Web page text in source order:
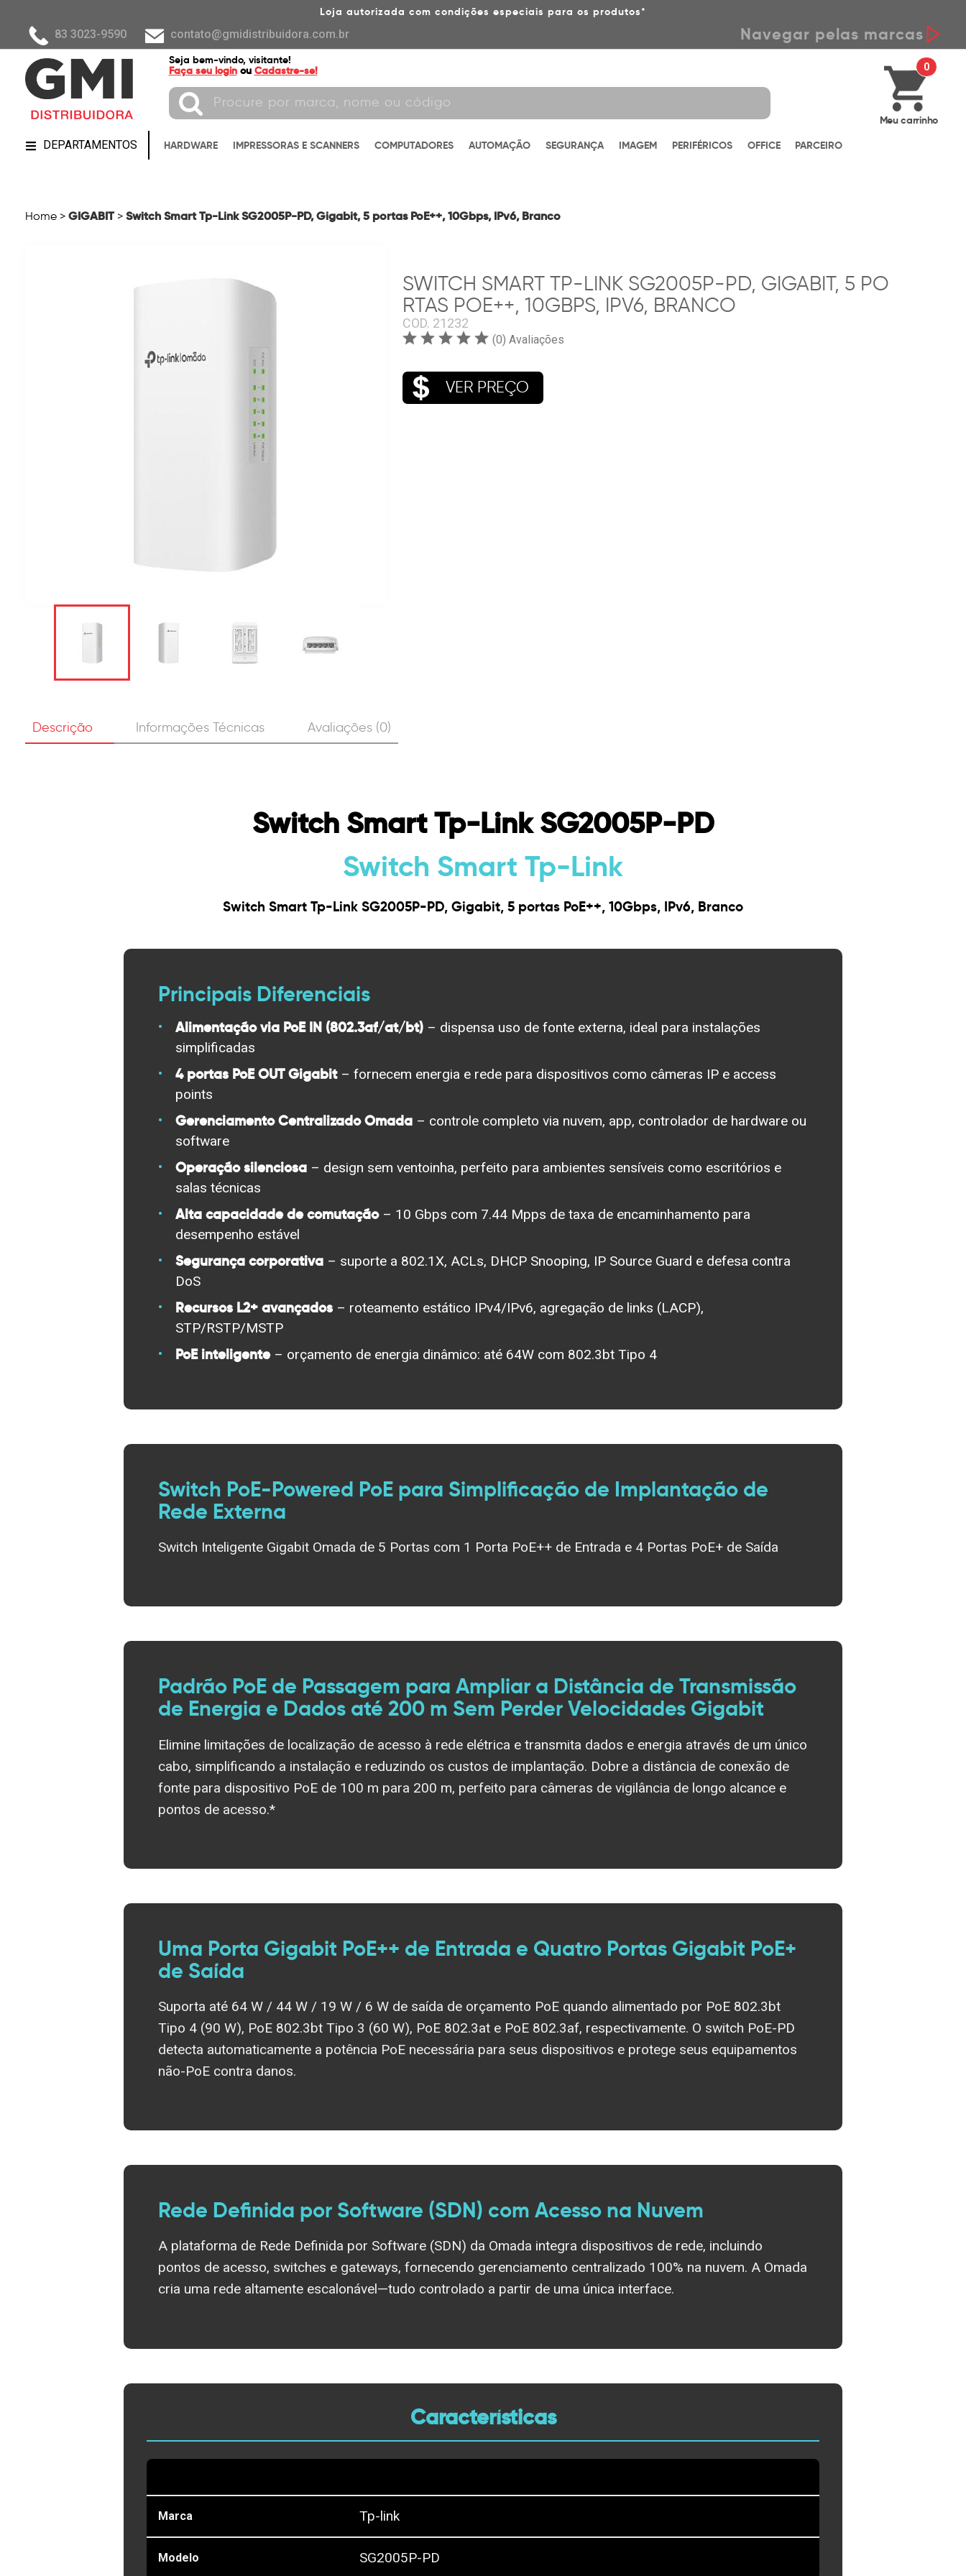
Loja autorizada com condições especiais para os produtos*
83 3023-9590 contato@gmidistribuidora.com.br Navegar pelas marcas
Seja bem-vindo, visitante!
Faça seu login ou Cadastre-se! 0
Meu carrinho
DEPARTAMENTOS HARDWARE IMPRESSORAS E SCANNERS COMPUTADORES AUTOMAÇÃO SEGURANÇA IMAGEM PERIFÉRICOS OFFICE PARCEIRO
Home > GIGABIT > Switch Smart Tp-Link SG2005P-PD, Gigabit, 5 portas PoE++, 10Gbps, IPv6, Branco
SWITCH SMART TP-LINK SG2005P-PD, GIGABIT, 5 PO
RTAS POE++, 10GBPS, IPV6, BRANCO
COD. 21232
(0) Avaliações
VER PREÇO
Descrição Informações Técnicas Avaliações (0)
Switch Smart Tp-Link SG2005P-PD
Switch Smart Tp-Link
Switch Smart Tp-Link SG2005P-PD, Gigabit, 5 portas PoE++, 10Gbps, IPv6, Branco
Principais Diferenciais
Alimentação via PoE IN (802.3af/at/bt) – dispensa uso de fonte externa, ideal para instalações
simplificadas
4 portas PoE OUT Gigabit– fornecem energia e rede para dispositivos como câmeras IP e access
points
Gerenciamento Centralizado Omada – controle completo via nuvem, app, controlador de hardware ou
software
Operação silenciosa – design sem ventoinha, perfeito para ambientes sensíveis como escritórios e
salas técnicas
Alta capacidade de comutação– 10 Gbps com 7.44 Mpps de taxa de encaminhamento para
desempenho estável
Segurança corporativa – suporte a 802.1X, ACLs, DHCP Snooping, IP Source Guard e defesa contra
DoS
Recursos L2+ avançados – roteamento estático IPv4/IPv6, agregação de links (LACP),
STP/RSTP/MSTP
PoE inteligente– orçamento de energia dinâmico: até 64W com 802.3bt Tipo 4
Switch PoE-Powered PoE para Simplificação de Implantação de
Rede Externa
Switch Inteligente Gigabit Omada de 5 Portas com 1 Porta PoE++ de Entrada e 4 Portas PoE+ de Saída
Padrão PoE de Passagem para Ampliar a Distância de Transmissão
de Energia e Dados até 200 m Sem Perder Velocidades Gigabit
Elimine limitações de localização de acesso à rede elétrica e transmita dados e energia através de um único
cabo, simplificando a instalação e reduzindo os custos de implantação. Dobre a distância de conexão de
fonte para dispositivo PoE de 100 m para 200 m, perfeito para câmeras de vigilância de longo alcance e
pontos de acesso.*
Uma Porta Gigabit PoE++ de Entrada e Quatro Portas Gigabit PoE+
de Saída
Suporta até 64 W / 44 W / 19 W / 6 W de saída de orçamento PoE quando alimentado por PoE 802.3bt
Tipo 4 (90 W), PoE 802.3bt Tipo 3 (60 W), PoE 802.3at e PoE 802.3af, respectivamente. O switch PoE-PD
detecta automaticamente a potência PoE necessária para seus dispositivos e protege seus equipamentos
não-PoE contra danos.
Rede Definida por Software (SDN) com Acesso na Nuvem
A plataforma de Rede Definida por Software (SDN) da Omada integra dispositivos de rede, incluindo
pontos de acesso, switches e gateways, fornecendo gerenciamento centralizado 100% na nuvem. A Omada
cria uma rede altamente escalonável—tudo controlado a partir de uma única interface.
Características
Marca Tp-link
Modelo SG2005P-PD